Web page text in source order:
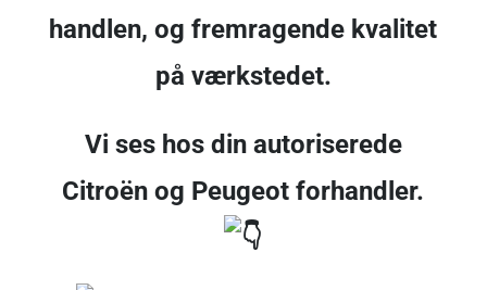
handlen, og fremragende kvalitet
på værkstedet.
Vi ses hos din autoriserede
Citroën og Peugeot forhandler.